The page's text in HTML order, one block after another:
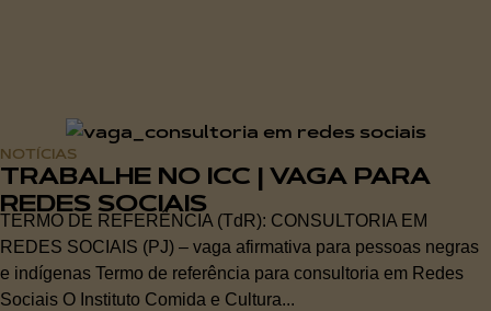
NOTÍCIAS
TRABALHE NO ICC | VAGA PARA
REDES SOCIAIS
TERMO DE REFERÊNCIA (TdR): CONSULTORIA EM
REDES SOCIAIS (PJ) – vaga afirmativa para pessoas negras
e indígenas Termo de referência para consultoria em Redes
Sociais O Instituto Comida e Cultura...